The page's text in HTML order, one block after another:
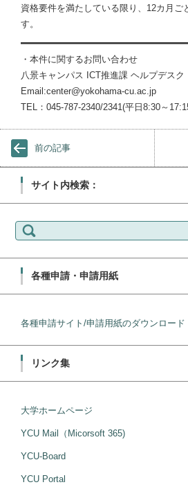
資格要件を満たしている限り、12カ月ご
す。
・本件に関するお問い合わせ
八景キャンパス ICT推進課 ヘルプデスク
Email:center@yokohama-cu.ac.jp
TEL：045-787-2340/2341(平日8:30～
前の記事
サイト内検索：
索:
各種申請・申請用紙
各種申請サイト/申請用紙のダウンロード
リンク集
大学ホームページ
YCU Mail（Micorsoft 365)
YCU-Board
YCU Portal